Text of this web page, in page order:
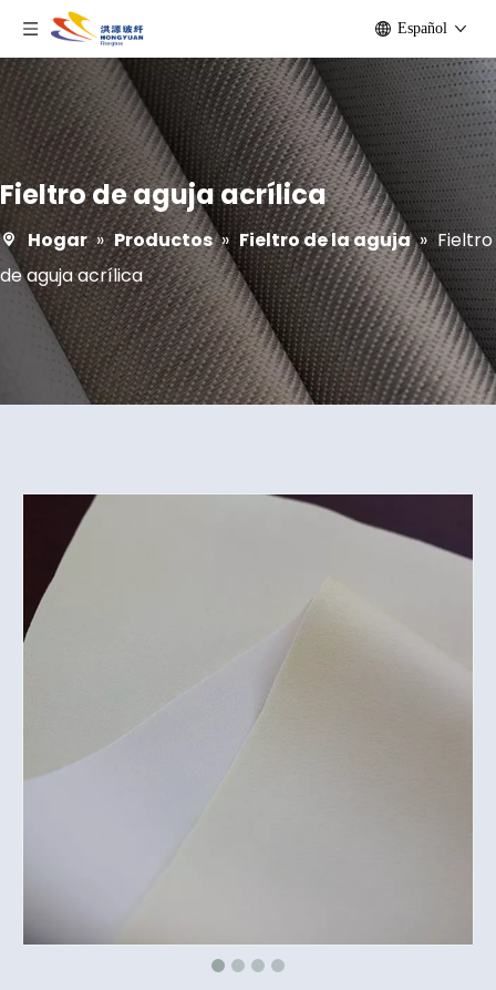
Español
Fieltro de aguja acrílica
Hogar » Productos » Fieltro de la aguja » Fieltro
de aguja acrílica